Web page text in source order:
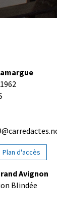
Plan d'accès
Avignon
Blindée